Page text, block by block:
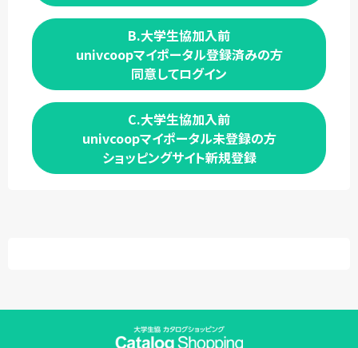
B.大学生協加入前
univcoopマイポータル登録済みの方
同意してログイン
C.大学生協加入前
univcoopマイポータル未登録の方
ショッピングサイト新規登録